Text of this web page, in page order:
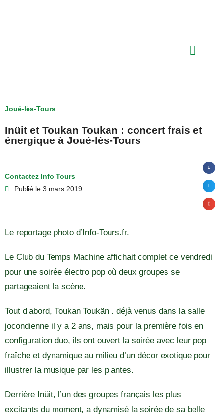
Joué-lès-Tours
Inüit et Toukan Toukan : concert frais et
énergique à Joué-lès-Tours
Contactez Info Tours
Publié le 3 mars 2019
Le reportage photo d’Info-Tours.fr.
Le Club du Temps Machine affichait complet ce vendredi
pour une soirée électro pop où deux groupes se
partageaient la scène.
Tout d’abord, Toukan Toukän . déjà venus dans la salle
jocondienne il y a 2 ans, mais pour la première fois en
configuration duo, ils ont ouvert la soirée avec leur pop
fraîche et dynamique au milieu d’un décor exotique pour
illustrer la musique par les plantes.
Derrière Inüit, l’un des groupes français les plus
excitants du moment, a dynamisé la soirée de sa belle